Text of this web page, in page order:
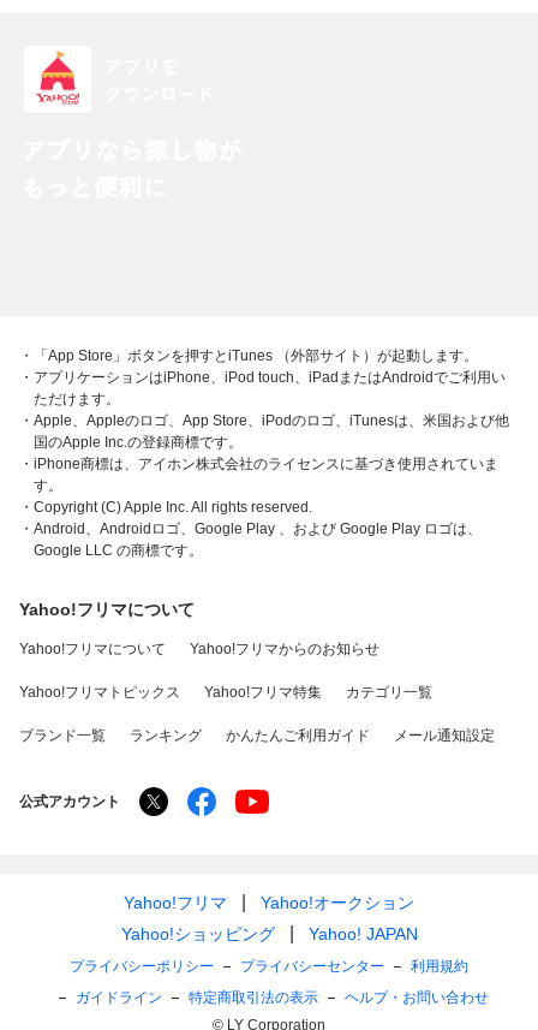
・「App Store」ボタンを押すとiTunes （外部サイト）が起動します。
・アプリケーションはiPhone、iPod touch、iPadまたはAndroidでご利用い
ただけます。
・Apple、Appleのロゴ、App Store、iPodのロゴ、iTunesは、米国および他
国のApple Inc.の登録商標です。
・iPhone商標は、アイホン株式会社のライセンスに基づき使用されていま
す。
・Copyright (C) Apple Inc. All rights reserved.
・Android、Androidロゴ、Google Play 、および Google Play ロゴは、
Google LLC の商標です。
Yahoo!フリマについて
Yahoo!フリマについて Yahoo!フリマからのお知らせ
Yahoo!フリマトピックス Yahoo!フリマ特集 カテゴリ一覧
ブランド一覧 ランキング かんたんご利用ガイド メール通知設定
公式アカウント
Yahoo!フリマ
Yahoo!オークション
Yahoo!ショッピング
Yahoo! JAPAN
プライバシーポリシー プライバシーセンター
利用規約
ガイドライン
特定商取引法の表示
ヘルプ・お問い合わせ
© LY Corporation